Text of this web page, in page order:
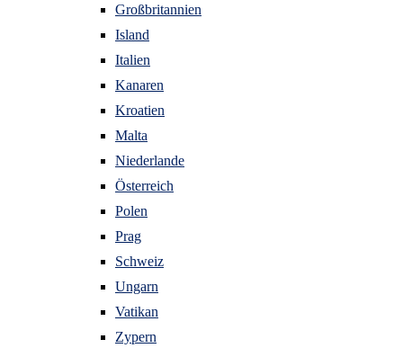
Großbritannien
Island
Italien
Kanaren
Kroatien
Malta
Niederlande
Österreich
Polen
Prag
Schweiz
Ungarn
Vatikan
Zypern